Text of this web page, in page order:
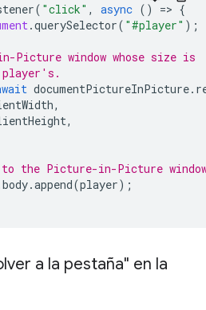
( "click" , async () => {
.querySelector( "#player" );
Picture window whose size is
player's.
documentPictureInPicture.
,
,
the Picture-in-Picture
body.append(player);
a la pestaña" en la